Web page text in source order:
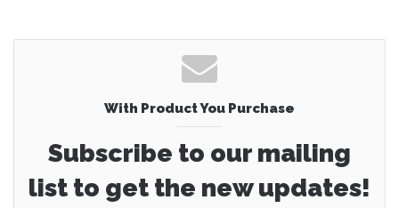
With Product You Purchase
Subscribe to our mailing
list to get the new updates!